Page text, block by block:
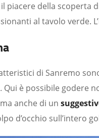
piacere della scoperta
al tavolo verde.
di Sanremo
Qui è possibile godere
anche di un
d’occhio sull’intero